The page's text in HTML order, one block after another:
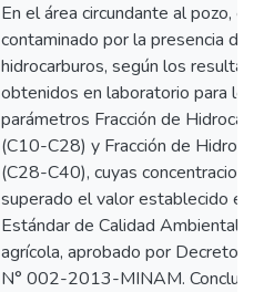
En el área circundante al pozo,
contaminado por la presencia de
hidrocarburos, según los
obtenidos en laboratorio para los
parámetros Fracción de
(C10-C28) y Fracción de
(C28-C40), cuyas
superado el valor establecido
Estándar de Calidad Ambiental
agrícola, aprobado por Decreto
N° 002-2013-MINAM.